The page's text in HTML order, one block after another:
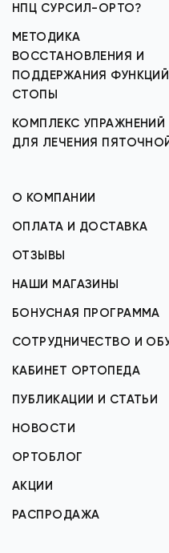
НПЦ СУРСИЛ-ОРТО?
МЕТОДИКА
ВОССТАНОВЛЕНИЯ И
ПОДДЕРЖАНИЯ ФУНКЦИЙ
СТОПЫ
КОМПЛЕКС УПРАЖНЕНИЙ
ДЛЯ ЛЕЧЕНИЯ
О КОМПАНИИ
ОПЛАТА И ДОСТАВКА
ОТЗЫВЫ
НАШИ МАГАЗИНЫ
БОНУСНАЯ ПРОГРАММА
СОТРУДНИЧЕСТВО И
КАБИНЕТ ОРТОПЕДА
ПУБЛИКАЦИИ И СТАТЬИ
НОВОСТИ
ОРТОБЛОГ
АКЦИИ
РАСПРОДАЖА